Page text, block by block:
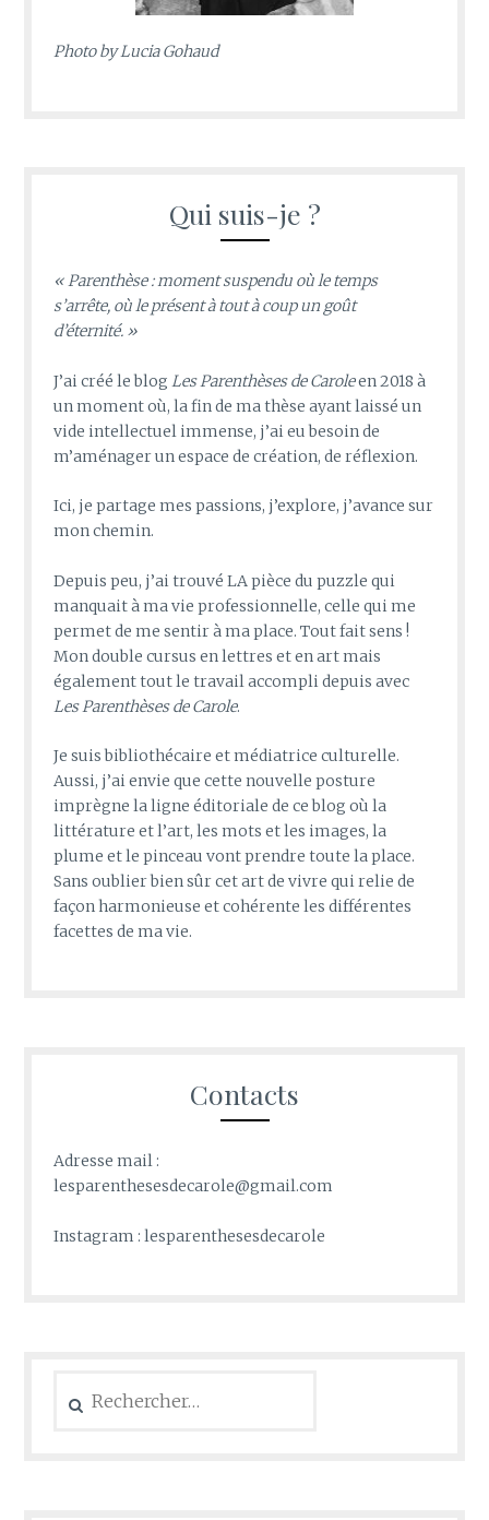
Photo byLucia Gohaud
Qui suis-je ?
« Parenthèse : moment suspendu où le temps
s’arrête, où le présent à tout à coup un goût
d’éternité. »
J’ai créé le blogLes Parenthèses de Caroleen 2018 à
un moment où, la fin de ma thèse ayant laissé un
vide intellectuel immense, j’ai eu besoin de
m’aménager un espace de création, de réflexion.
Ici, je partage mes passions, j’explore, j’avance sur
mon chemin.
Depuis peu, j’ai trouvé LA pièce du puzzle qui
manquait à ma vie professionnelle, celle qui me
permet de me sentir à ma place. Tout fait sens !
Mon double cursus en lettres et en art mais
également tout le travail accompli depuis avec
Les Parenthèses de Carole.
Je suis bibliothécaire et médiatrice culturelle.
Aussi, j’ai envie que cette nouvelle posture
imprègne la ligne éditoriale de ce blog où la
littérature et l’art, les mots et les images, la
plume et le pinceau vont prendre toute la place.
Sans oublier bien sûr cet art de vivre qui relie de
façon harmonieuse et cohérente les différentes
facettes de ma vie.
Contacts
Adresse mail :
lesparenthesesdecarole@gmail.com
Instagram : lesparenthesesdecarole